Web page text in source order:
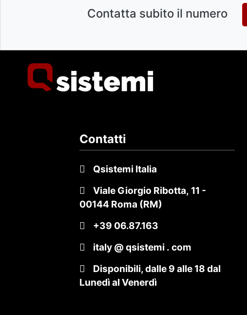
Contatta subito il numero
Contatti
Qsistemi Italia
Viale Giorgio Ribotta, 11 -
00144 Roma (RM)
+39 06.87.163
italy @ qsistemi . com
Disponibili, dalle 9 alle 18 dal
Lunedì al Venerdì